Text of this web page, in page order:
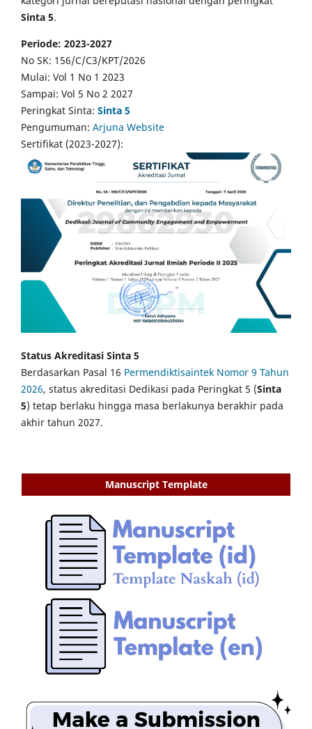
Sinta 5.
Periode: 2023-2027
No SK: 156/C/C3/KPT/2026
Mulai: Vol 1 No 1 2023
Sampai: Vol 5 No 2 2027
Peringkat Sinta: Sinta 5
Pengumuman: Arjuna Website
Sertifikat (2023-2027):
Status Akreditasi Sinta 5
Berdasarkan Pasal 16 Permendiktisaintek Nomor 9 Tahun
2026, status akreditasi Dedikasi pada Peringkat 5 (Sinta
5) tetap berlaku hingga masa berlakunya berakhir pada
akhir tahun 2027.
Manuscript Template